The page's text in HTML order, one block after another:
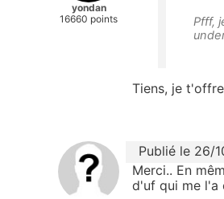
yondan
16660 points
Pfff,
Tiens, je
Publié le 26/
Merci.. En
d'uf qui me l'a